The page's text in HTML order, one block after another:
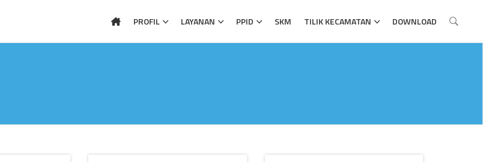
PROFIL LAYANAN PPID SKM TILIK KECAMATAN DOWNLOAD